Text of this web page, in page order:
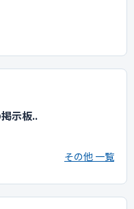
示板..
その他 一覧